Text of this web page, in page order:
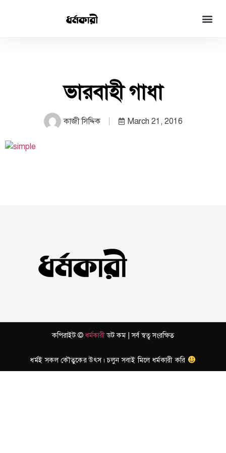
ভারবাহী গাধা
কাজী সিদ্দিক March 21, 2016
কপিরাইট © ধর্মকারীডট কম | সর্ব স্বত্ব সংরক্ষিত
ধর্মই সকল কৌতুকের উৎস। চলুন সবাই মিলে ধর্মকারী করি